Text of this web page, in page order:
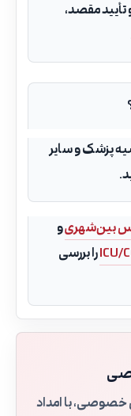
مقصد،
پزشک و سایر
بین‌شهریو
را بررسی
خصوصی، با امداد